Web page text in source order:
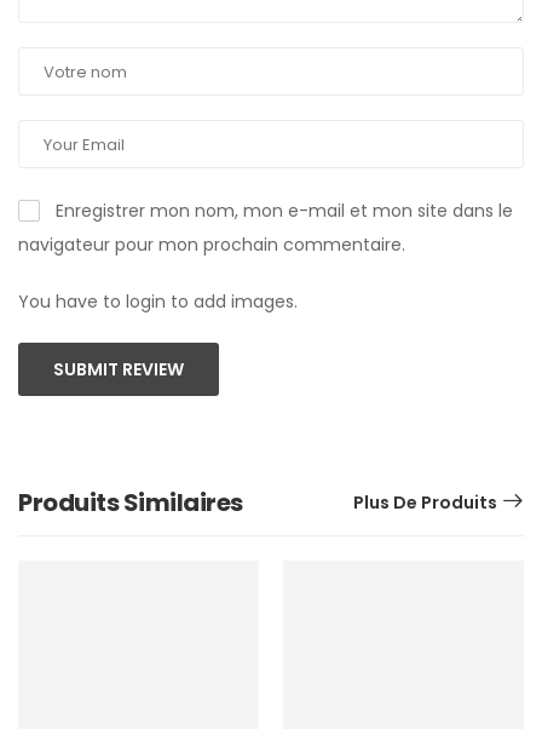
Enregistrer mon nom, mon e-mail et mon site dans le
navigateur pour mon prochain commentaire.
You have to login to add images.
SUBMIT REVIEW
Produits Similaires Plus De Produits